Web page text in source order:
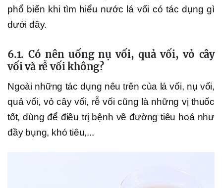
phổ biến khi tìm hiểu nước lá vối có tác dụng gì
dưới đây.
6.1. Có nên uống nụ vối, quả vối, vỏ cây
vối và rễ vối không?
Ngoài những tác dụng nêu trên của lá vối, nụ vối,
quả vối, vỏ cây vối, rễ vối cũng là những vị thuốc
tốt, dùng để điều trị bệnh về đường tiêu hoá như
đầy bụng, khó tiêu,...